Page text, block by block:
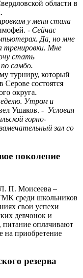
области в
у меня стала
- Сейчас
Да, но мне
тренировки. Мне
стать
самбо.
турниру, который
состоятся
округа.
Утром и
Ушаков. - Условия
горно-
зал со
поколение
П. Мои­сеева –
среди школьников
свои успехи
девчонок и
питание оплачивают
на приобретение
резерва